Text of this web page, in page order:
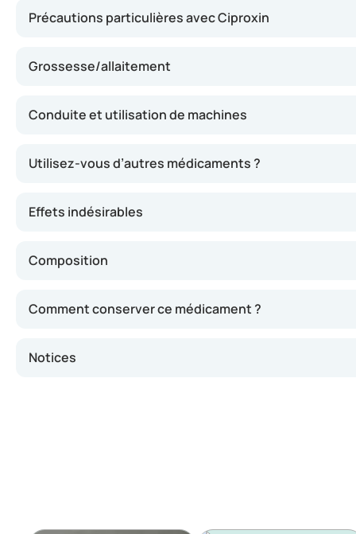
Précautions particulières avec Ciproxin
Grossesse/allaitement
Conduite et utilisation de machines
Utilisez-vous d’autres médicaments ?
Effets indésirables
Composition
Comment conserver ce médicament ?
Notices